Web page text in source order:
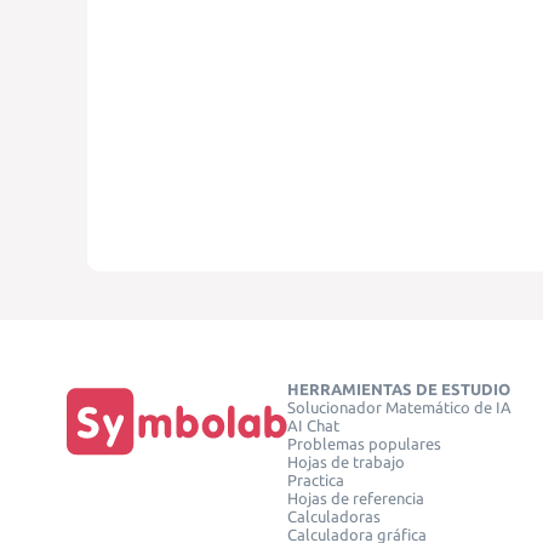
HERRAMIENTAS DE ESTUDIO
Solucionador Matemático de IA
AI Chat
Problemas populares
Hojas de trabajo
Practica
Hojas de referencia
Calculadoras
Calculadora gráfica